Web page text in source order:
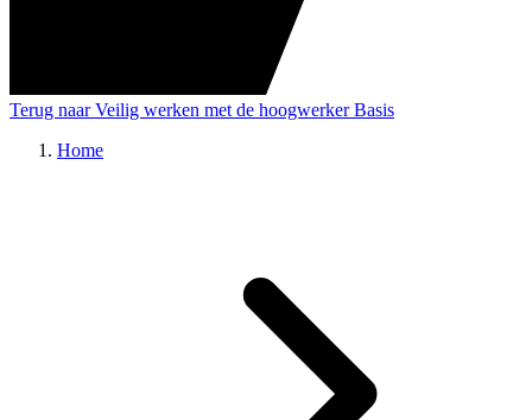
Terug naar Veilig werken met de hoogwerker Basis
Home